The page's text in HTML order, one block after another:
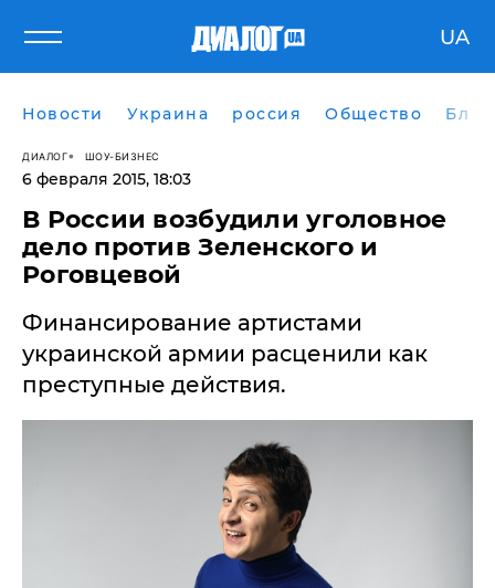
UA
Новости Украина россия Общество
ДИАЛОГ ШОУ-БИЗНЕС
6 февраля 2015, 18:03
В России возбудили уголовное
дело против Зеленского и
Роговцевой
Финансирование артистами
украинской армии расценили как
преступные действия.